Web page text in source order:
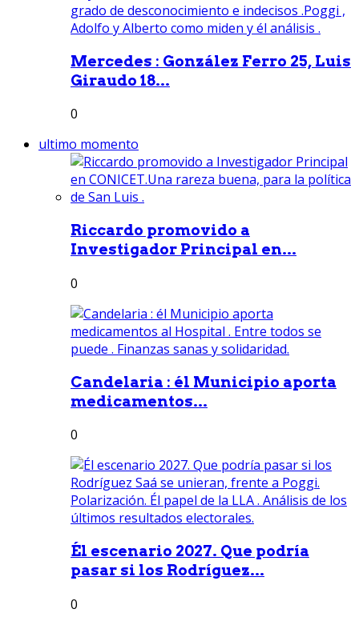
Mercedes : González Ferro 25, Luis
Giraudo 18...
0
ultimo momento
Riccardo promovido a
Investigador Principal en...
0
Candelaria : él Municipio aporta
medicamentos...
0
Él escenario 2027. Que podría
pasar si los Rodríguez...
0